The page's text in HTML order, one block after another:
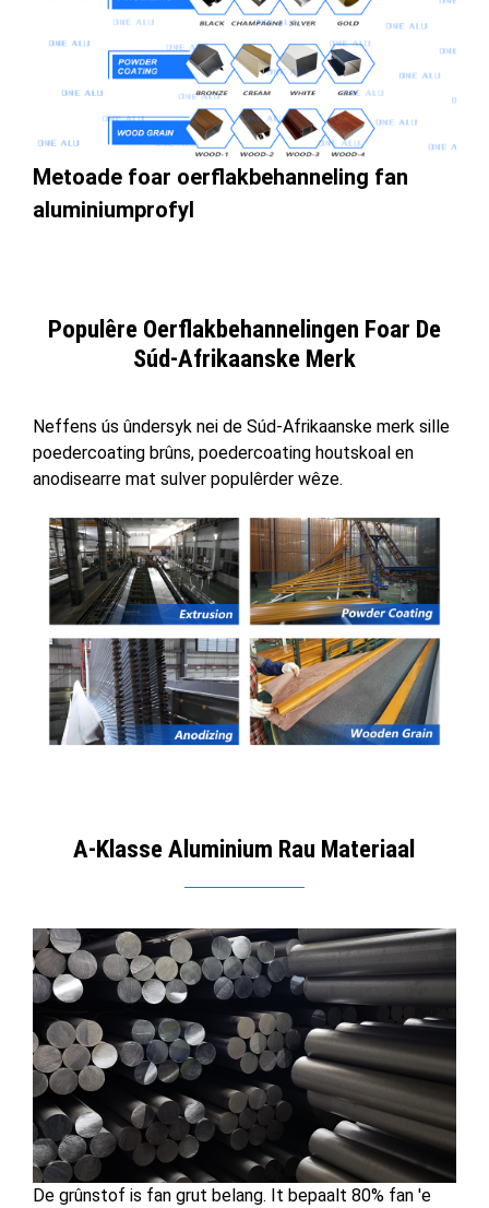
Metoade foar oerflakbehanneling fan
aluminiumprofyl
Populêre Oerflakbehannelingen Foar De
Súd-Afrikaanske Merk
Neffens ús ûndersyk nei de Súd-Afrikaanske merk sille
poedercoating brûns, poedercoating houtskoal en
anodisearre mat sulver populêrder wêze.
A-Klasse Aluminium Rau Materiaal
De grûnstof is fan grut belang. It bepaalt 80% fan 'e